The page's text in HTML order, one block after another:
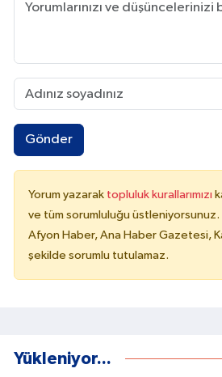
Gönder
Yorum yazarak topluluk kurallarımızı
ve tüm sorumluluğu üstleniyorsunuz.
Afyon Haber, Ana Haber Gazetesi,
şekilde sorumlu tutulamaz.
Yükleniyor...